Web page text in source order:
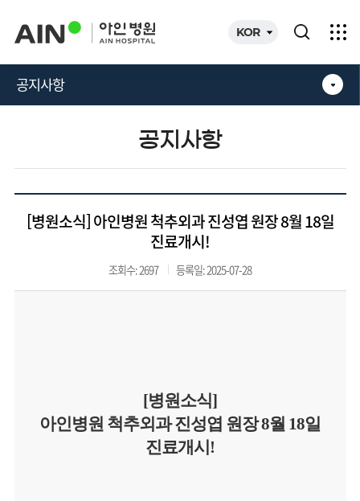
KOR
공지사항
공지사항
[병원소식] 아인병원 척추외과 진성엽 원장 8월 18일
진료개시!
조회수:2697 등록일:2025-07-28
[병원소식]
아인병원 척추외과 진성엽 원장 8월 18일
진료개시!